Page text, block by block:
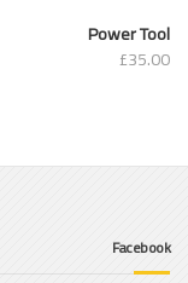
Power Tool
£35.00
Facebook